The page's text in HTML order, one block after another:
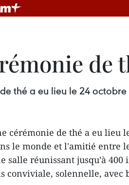
de
thé a eu lieu le 24
cérémonie de thé a eu lieu
le monde et l'amitié entre
salle réunissant jusqu’à
conviviale, solennelle, avec